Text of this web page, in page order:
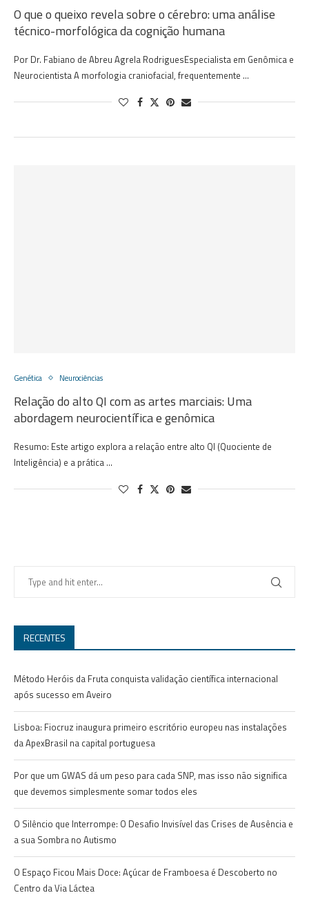
O que o queixo revela sobre o cérebro: uma análise
técnico-morfológica da cognição humana
Por Dr. Fabiano de Abreu Agrela RodriguesEspecialista em Genômica e
Neurocientista A morfologia craniofacial, frequentemente …
Genética Neurociências
Relação do alto QI com as artes marciais: Uma
abordagem neurocientífica e genômica
Resumo: Este artigo explora a relação entre alto QI (Quociente de
Inteligência) e a prática …
RECENTES
Método Heróis da Fruta conquista validação científica internacional
após sucesso em Aveiro
Lisboa: Fiocruz inaugura primeiro escritório europeu nas instalações
da ApexBrasil na capital portuguesa
Por que um GWAS dá um peso para cada SNP, mas isso não significa
que devemos simplesmente somar todos eles
O Silêncio que Interrompe: O Desafio Invisível das Crises de Ausência e
a sua Sombra no Autismo
O Espaço Ficou Mais Doce: Açúcar de Framboesa é Descoberto no
Centro da Via Láctea